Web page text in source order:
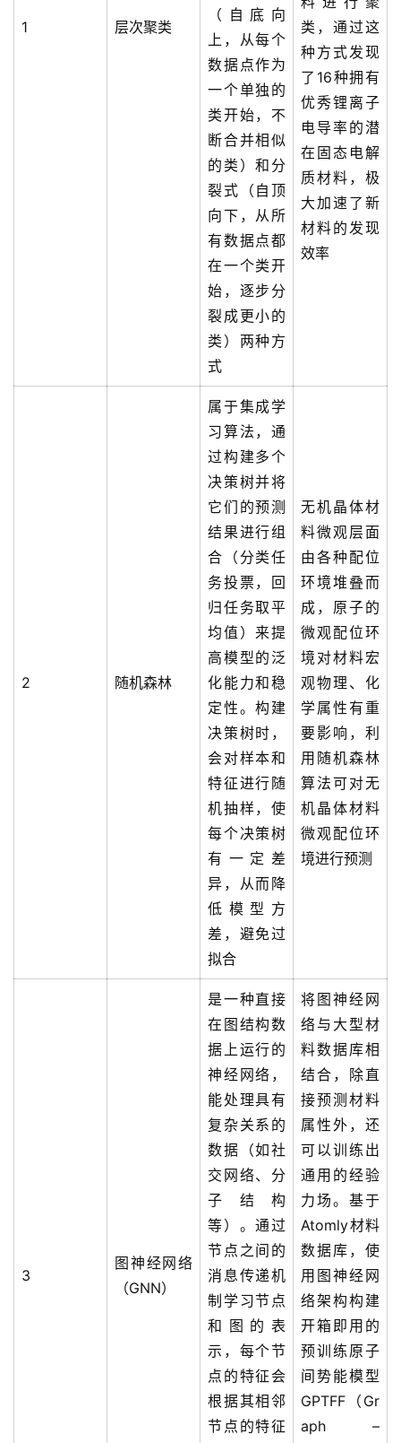
教
1 层次聚类
（自底向
上，从每个
数据点作为
一个单独的
类开始，不
断合并相似
的类）和分
裂式（自顶
向下，从所
有数据点都
在一个类开
始，逐步分
裂成更小的
类）两种方
式
类，通过这
种方式发现
了16种拥有
优秀锂离子
电导率的潜
在固态电解
质材料，极
大加速了新
材料的发现
效率
2 随机森林
属于集成学
习算法，通
过构建多个
决策树并将
它们的预测
结果进行组
合（分类任
务投票，回
归任务取平
均值）来提
高模型的泛
化能力和稳
定性。构建
决策树时，
会对样本和
特征进行随
机抽样，使
每个决策树
有一定差
异，从而降
低模型方
差，避免过
拟合
无机晶体材
料微观层面
由各种配位
环境堆叠而
成，原子的
微观配位环
境对材料宏
观物理、化
学属性有重
要影响，利
用随机森林
算法可对无
机晶体材料
微观配位环
境进行预测
3
图神经网络
（GNN）
是一种直接
在图结构数
据上运行的
神经网络，
能处理具有
复杂关系的
数据（如社
交网络、分
子结构
等）。通过
节点之间的
消息传递机
制学习节点
和图的表
示，每个节
点的特征会
根据其相邻
节点的特征
将图神经网
络与大型材
料数据库相
结合，除直
接预测材料
属性外，还
可以训练出
通用的经验
力场。基于
Atomly材料
数据库，使
用图神经网
络架构构建
开箱即用的
预训练原子
间势能模型
GPTFF（Gr
aph –